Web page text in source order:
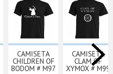
CAMISETA
CHILDREN OF
BODOM # M97
CAMISETA
CLAM OF
XYMOX # M99